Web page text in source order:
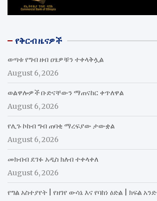
የቅርብ ዜናዎች
ወጣቱ የግብ ዘብ ዐፄዎቹን ተቀላቅሏል
August 6, 2026
ወልዋሎዎች ቡድናቸውን ማጠናከር ቀጥለዋል
August 6, 2026
የሊጉ ኮከብ ግብ ጠባቂ ማረፍያው ታውቋል
August 6, 2026
መክብብ ደገፉ አዲስ ክለብ ተቀላቀለ
August 6, 2026
የግል አስተያየት | የዘገየ ውሳኔ እና የባከነ ዕድል | ክፍል አንድ